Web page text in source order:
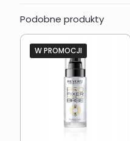
Podobne produkty
W PROMOCJI